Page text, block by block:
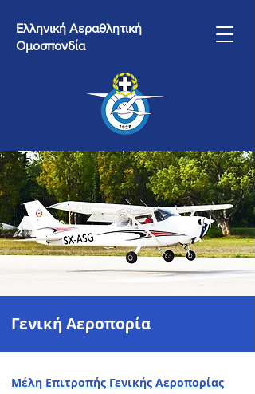
Ελληνική Αεραθλητική
Ομοσπονδία
Γενική Αεροπορία
Μέλη Επιτροπής Γενικής Αεροπορίας